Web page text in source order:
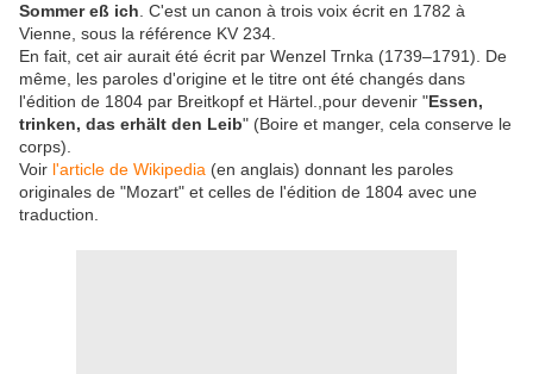
Sommer eß ich . C'est un canon à trois voix écrit en 1782 à
Vienne, sous la référence KV 234.
En fait, cet air aurait été écrit par Wenzel Trnka (1739–1791). De
même, les paroles d'origine et le titre ont été changés dans
l'édition de 1804 par Breitkopf et Härtel.,pour devenir "Essen,
trinken, das erhält den Leib" (Boire et manger, cela conserve le
corps).
Voir l'article de Wikipedia (en anglais) donnant les paroles
originales de "Mozart" et celles de l'édition de 1804 avec une
traduction.